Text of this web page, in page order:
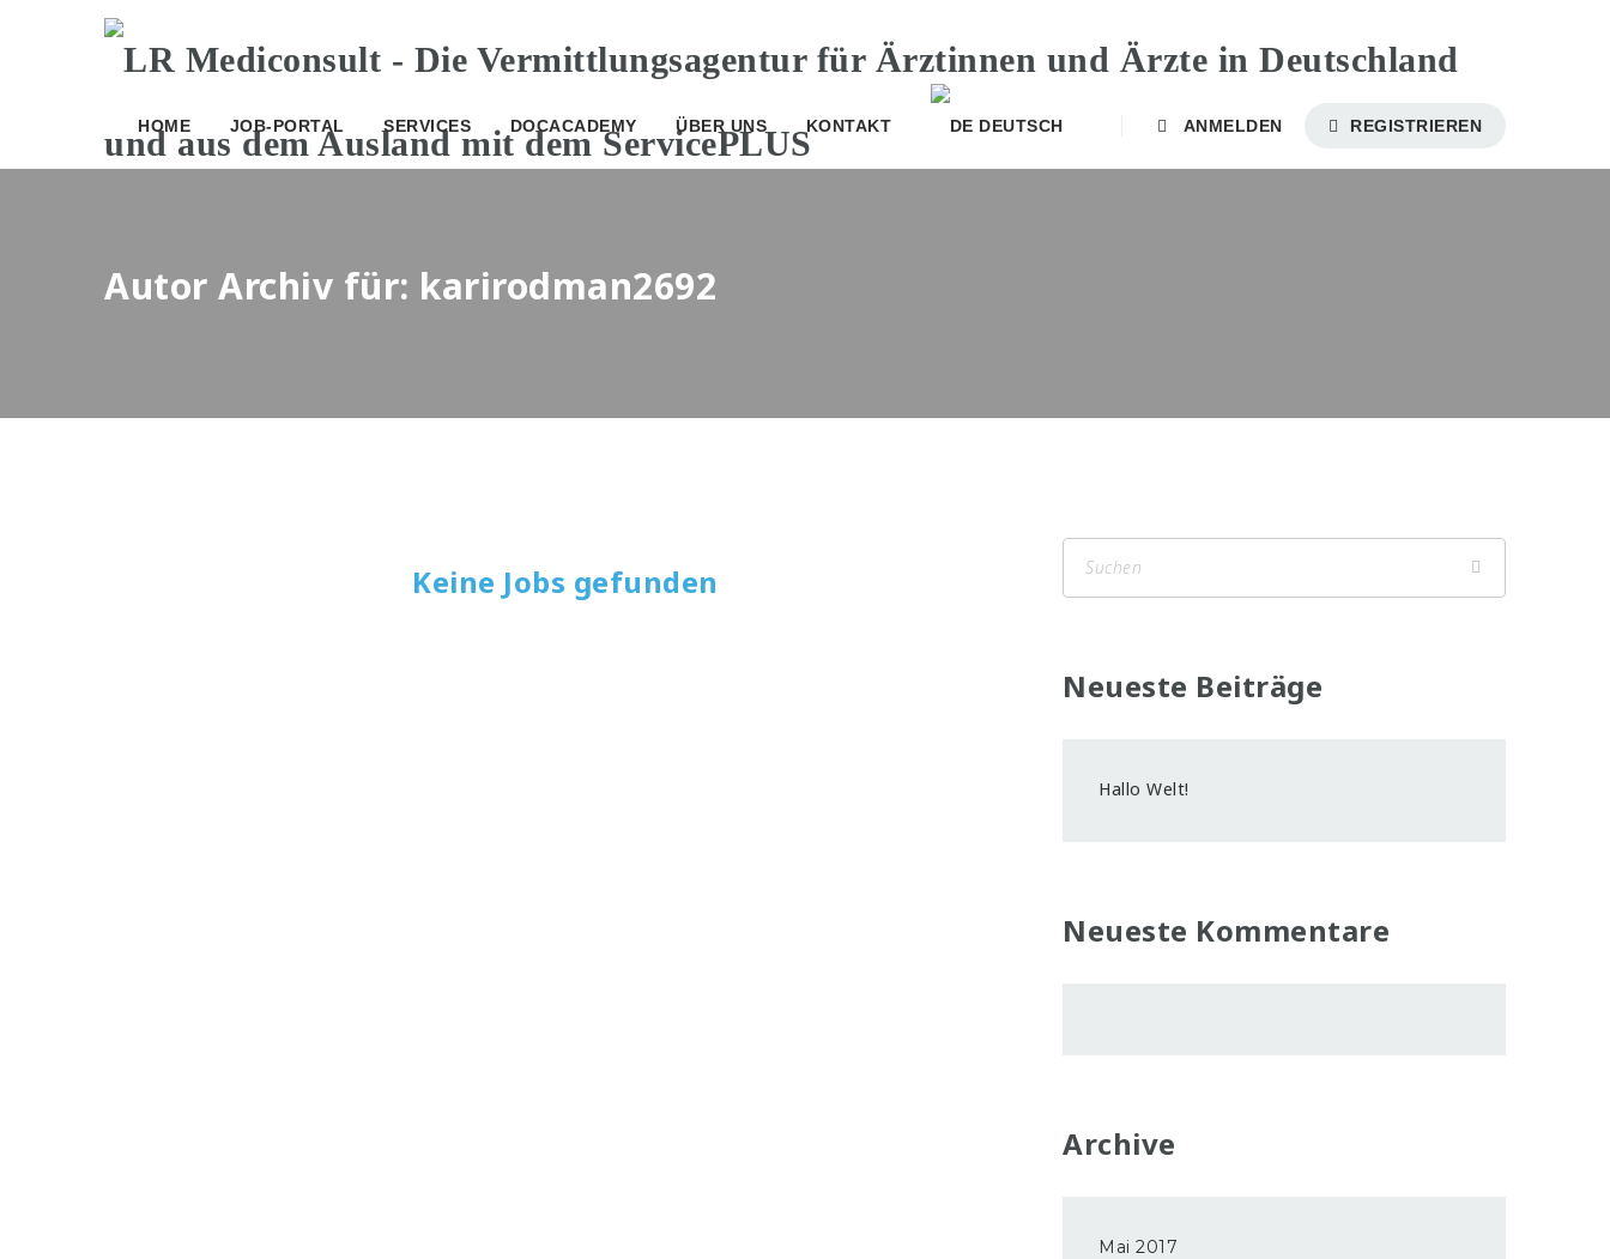
HOME JOB-PORTAL SERVICES DOCACADEMY ÜBER UNS KONTAKT DEUTSCH ANMELDEN REGISTRIEREN
Autor Archiv für: karirodman2692
Keine Jobs gefunden
Neueste Beiträge
Hallo Welt!
Neueste Kommentare
Archive
Mai 2017